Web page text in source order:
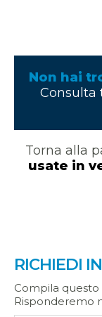
Non hai
Consulta
Torna alla
usate in
RICHIEDI
Compila
Risponderemo